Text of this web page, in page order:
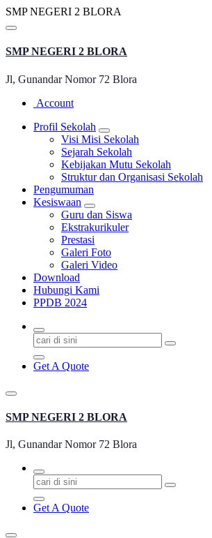
Lewati
ke
SMP NEGERI 2 BLORA
SMP NEGERI 2 BLORA
Jl, Gunandar Nomor 72 Blora
Account
Profil Sekolah
Visi Misi Sekolah
Sejarah Sekolah
Kebijakan Mutu Sekolah
Struktur dan Organisasi Sekolah
Pengumuman
Kesiswaan
Guru dan Siswa
Ekstrakurikuler
Prestasi
Galeri Foto
Galeri Video
Download
Hubungi Kami
PPDB 2024
Pencarian
untuk:
Get A Quote
SMP NEGERI 2 BLORA
Jl, Gunandar Nomor 72 Blora
Pencarian
untuk:
Get A Quote